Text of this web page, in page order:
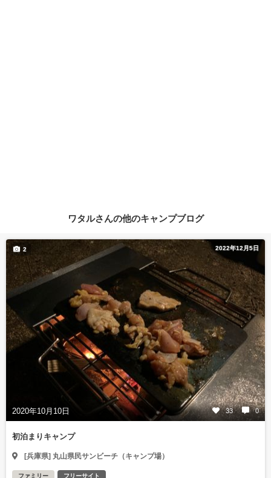
ワタルさんの他のキャンプブログ
2022年12月5日
2020年10月10日 33 0
2
初泊まりキャンプ
[兵庫県] 丸山県民サンビーチ（キャンプ場）
ファミリー フリーサイト